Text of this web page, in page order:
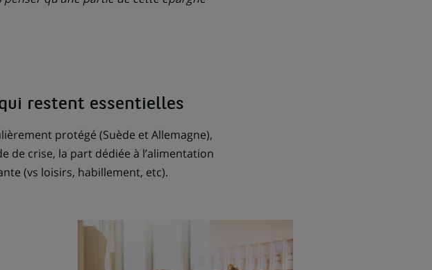
restent essentielles
protégé (Suède et Allemagne),
de crise, la part dédiée à l’alimentation
(vs loisirs, habillement, etc).